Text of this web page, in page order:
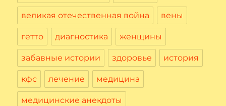
великая отечественная война вены
гетто диагностика женщины
забавные истории здоровье история
кфс лечение медицина
медицинские анекдоты